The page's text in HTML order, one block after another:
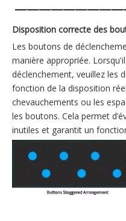
Disposition correcte des
Les boutons de
manière appropriée.
déclenchement, veuillez les
fonction de la disposition
chevauchements ou les
les boutons. Cela permet
inutiles et garantit un